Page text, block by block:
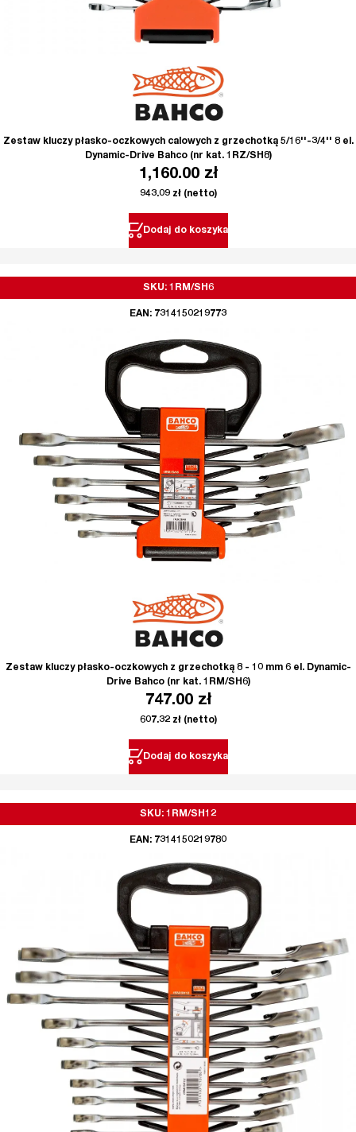
Zestaw kluczy płasko-oczkowych calowych z grzechotką 5/16''-3/4'' 8 el.
Dynamic-Drive Bahco (nr kat. 1RZ/SH8)
1,160.00 zł
943.09 zł(netto)
Dodaj do koszyka
SKU: 1RM/SH6
EAN: 7314150219773
Zestaw kluczy płasko-oczkowych z grzechotką 8 - 10 mm 6 el. Dynamic-
Drive Bahco (nr kat. 1RM/SH6)
747.00 zł
607.32 zł(netto)
Dodaj do koszyka
SKU: 1RM/SH12
EAN: 7314150219780